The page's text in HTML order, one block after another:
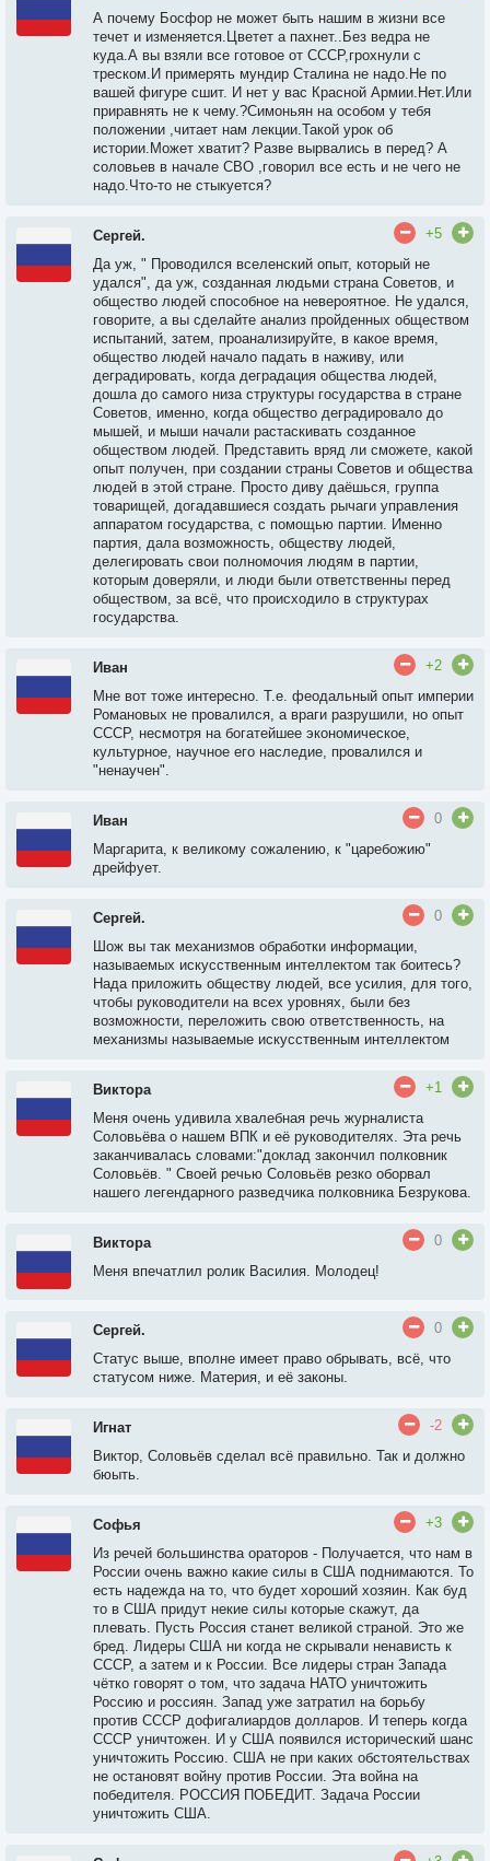
А почему Босфор не может быть нашим в жизни все
течет и изменяется.Цветет а пахнет..Без ведра не
куда.А вы взяли все готовое от СССР,грохнули с
треском.И примерять мундир Сталина не надо.Не по
вашей фигуре сшит. И нет у вас Красной Армии.Нет.Или
приравнять не к чему.?Симоньян на особом у тебя
положении ,читает нам лекции.Такой урок об
истории.Может хватит? Разве вырвались в перед? А
соловьев в начале СВО ,говорил все есть и не чего не
надо.Что-то не стыкуется?
Сергей.
+5
Да уж, " Проводился вселенский опыт, который не
удался", да уж, созданная людьми страна Советов, и
общество людей способное на невероятное. Не удался,
говорите, а вы сделайте анализ пройденных обществом
испытаний, затем, проанализируйте, в какое время,
общество людей начало падать в наживу, или
деградировать, когда деградация общества людей,
дошла до самого низа структуры государства в стране
Советов, именно, когда общество деградировало до
мышей, и мыши начали растаскивать созданное
обществом людей. Представить вряд ли сможете, какой
опыт получен, при создании страны Советов и общества
людей в этой стране. Просто диву даёшься, группа
товарищей, догадавшиеся создать рычаги управления
аппаратом государства, с помощью партии. Именно
партия, дала возможность, обществу людей,
делегировать свои полномочия людям в партии,
которым доверяли, и люди были ответственны перед
обществом, за всё, что происходило в структурах
государства.
Иван
+2
Мне вот тоже интересно. Т.е. феодальный опыт империи
Романовых не провалился, а враги разрушили, но опыт
СССР, несмотря на богатейшее экономическое,
культурное, научное его наследие, провалился и
"ненаучен".
Иван
0
Маргарита, к великому сожалению, к "царебожию"
дрейфует.
Сергей.
0
Шож вы так механизмов обработки информации,
называемых искусственным интеллектом так боитесь?
Нада приложить обществу людей, все усилия, для того,
чтобы руководители на всех уровнях, были без
возможности, переложить свою ответственность, на
механизмы называемые искусственным интеллектом
Виктора
+1
Меня очень удивила хвалебная речь журналиста
Соловьёва о нашем ВПК и её руководителях. Эта речь
заканчивалась словами:"доклад закончил полковник
Соловьёв. " Своей речью Соловьёв резко оборвал
нашего легендарного разведчика полковника Безрукова.
Виктора
0
Меня впечатлил ролик Василия. Молодец!
Сергей.
0
Статус выше, вполне имеет право обрывать, всё, что
статусом ниже. Материя, и её законы.
Игнат
-2
Виктор, Соловьёв сделал всё правильно. Так и должно
бюыть.
Софья
+3
Из речей большинства ораторов - Получается, что нам в
России очень важно какие силы в США поднимаются. То
есть надежда на то, что будет хороший хозяин. Как буд
то в США придут некие силы которые скажут, да
плевать. Пусть Россия станет великой страной. Это же
бред. Лидеры США ни когда не скрывали ненависть к
СССР, а затем и к России. Все лидеры стран Запада
чётко говорят о том, что задача НАТО уничтожить
Россию и россиян. Запад уже затратил на борьбу
против СССР дофигалиардов долларов. И теперь когда
СССР уничтожен. И у США появился исторический шанс
уничтожить Россию. США не при каких обстоятельствах
не остановят войну против России. Эта война на
победителя. РОССИЯ ПОБЕДИТ. Задача России
уничтожить США.